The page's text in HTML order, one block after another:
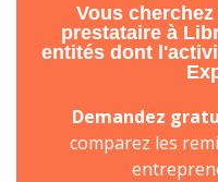
Vous
prestataire à
entités dont
Demandez
comparez les